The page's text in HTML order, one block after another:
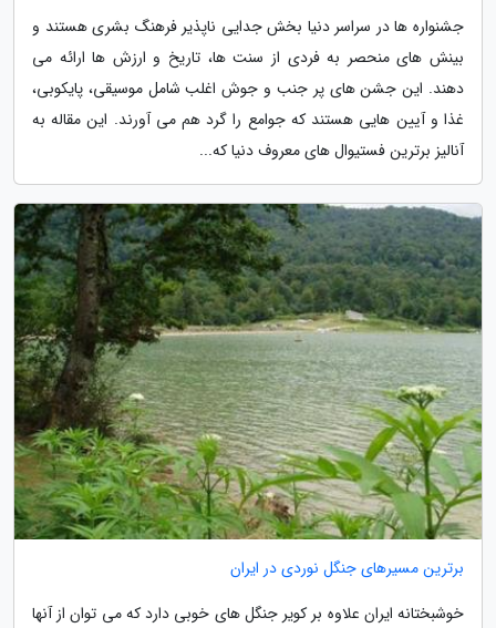
جشنواره ها در سراسر دنیا بخش جدایی ناپذیر فرهنگ بشری هستند و
بینش های منحصر به فردی از سنت ها، تاریخ و ارزش ها ارائه می
دهند. این جشن های پر جنب و جوش اغلب شامل موسیقی، پایکوبی،
غذا و آیین هایی هستند که جوامع را گرد هم می آورند. این مقاله به
آنالیز برترین فستیوال های معروف دنیا که...
برترین مسیرهای جنگل نوردی در ایران
خوشبختانه ایران علاوه بر کویر جنگل های خوبی دارد که می توان از آنها